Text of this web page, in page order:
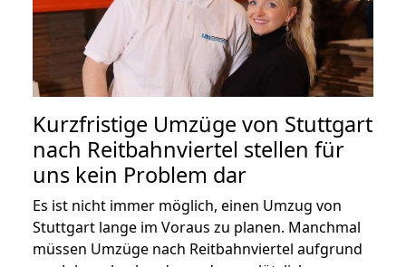
Kurzfristige Umzüge von Stuttgart
nach Reitbahnviertel stellen für
uns kein Problem dar
Es ist nicht immer möglich, einen Umzug von
Stuttgart lange im Voraus zu planen. Manchmal
müssen Umzüge nach Reitbahnviertel aufgrund